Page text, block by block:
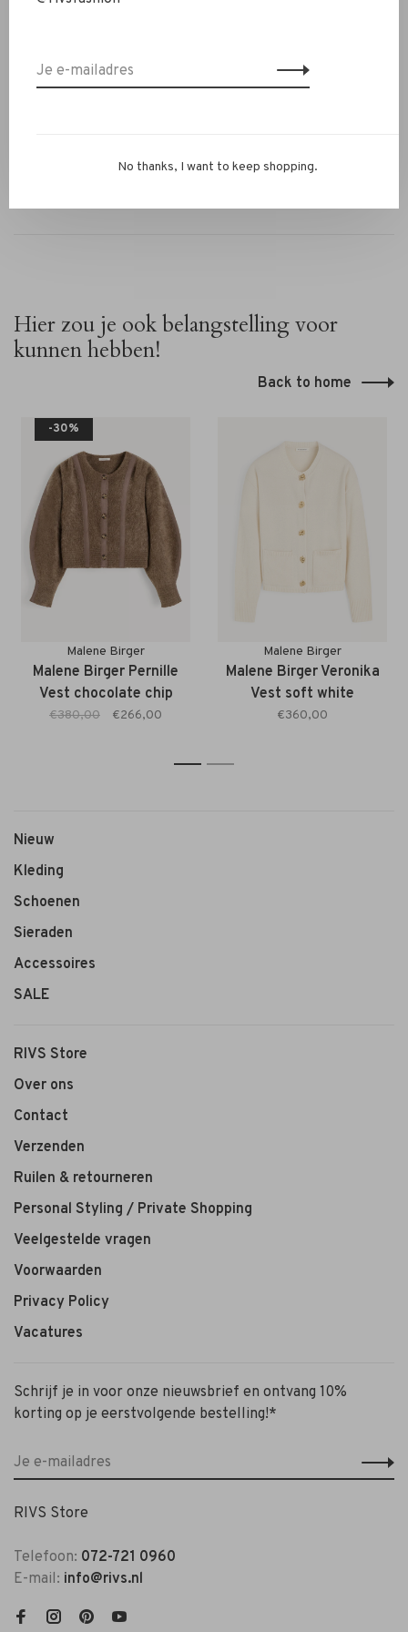
Heb je vragen of wil je combineren met andere items?
Hier zou je ook belangstelling voor
kunnen hebben!
Back to home
-30%
Malene Birger
Malene Birger Pernille
Vest chocolate chip
€380,00 €266,00
Malene Birger
Malene Birger Veronika
Vest soft white
€360,00
Nieuw
Kleding
Schoenen
Sieraden
Accessoires
SALE
RIVS Store
Over ons
Contact
Verzenden
Ruilen & retourneren
Personal Styling / Private Shopping
Veelgestelde vragen
Voorwaarden
Privacy Policy
Vacatures
Schrijf je in voor onze nieuwsbrief en ontvang 10%
korting op je eerstvolgende bestelling!*
RIVS Store
Telefoon: 072-721 0960
E-mail: info@rivs.nl
No thanks, I want to keep shopping.